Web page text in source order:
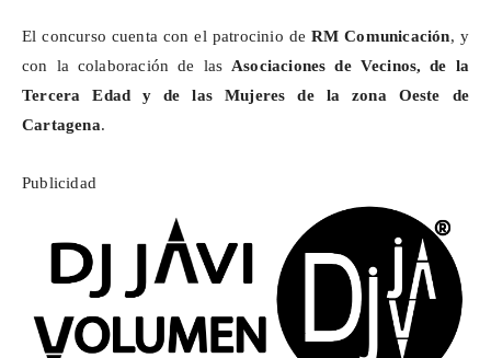
El concurso cuenta con el patrocinio de RM Comunicación, y
con la colaboración de las Asociaciones de Vecinos, de la
Tercera Edad y de las Mujeres de la zona Oeste de
Cartagena.
Publicidad